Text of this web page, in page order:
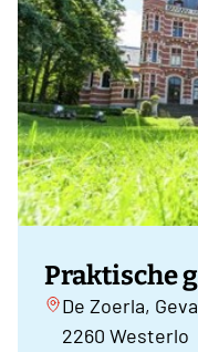
Praktische
De Zoerla,
2260 Westerlo